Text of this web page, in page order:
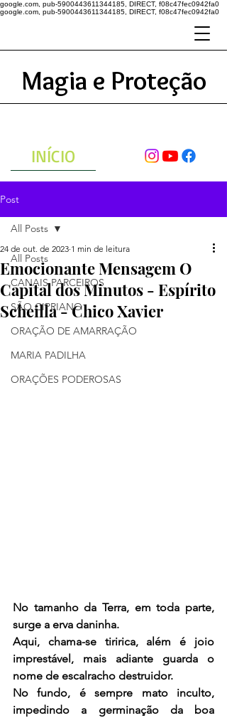
google.com, pub-5900443611344185, DIRECT, f08c47fec0942fa0
google.com, pub-5900443611344185, DIRECT, f08c47fec0942fa0
Magia e Proteção
INÍCIO
Post
All Posts
CANAIS PARCEIROS
SÃO CIPRIANO
ORAÇÃO DE AMARRAÇÃO
MARIA PADILHA
ORAÇÕES PODEROSAS
All Posts
Emocionante Mensagem O
Capital dos Minutos - Espírito
Scheilla - Chico Xavier
24 de out. de 2023 1 min de leitura
No tamanho da Terra, em toda parte,
surge a erva daninha.
Aqui, chama-se tiririca, além é joio
imprestável, mais adiante guarda o
nome de escalracho destruidor.
No fundo, é sempre mato inculto,
impedindo a germinação da boa